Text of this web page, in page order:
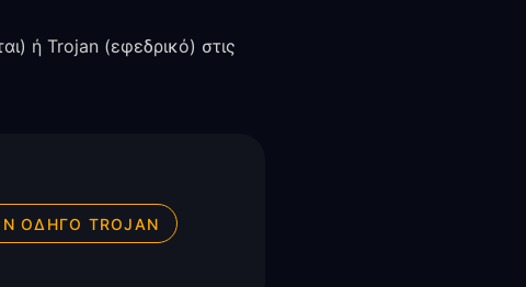
ή Trojan (εφεδρικό) στις
ΟΔΗΓΌ TROJAN